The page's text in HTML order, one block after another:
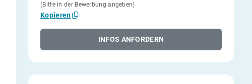
(Bitte in der Bewerbung angeben)
Kopieren
INFOS ANFORDERN